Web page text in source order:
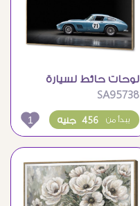
لوحات حائط لسيارة
سباق كلاسيكية زرقاء
اللون
SA95738
456 جنيه يبدأ من 1